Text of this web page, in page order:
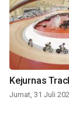
Kejurnas
Jumat, 31 Juli